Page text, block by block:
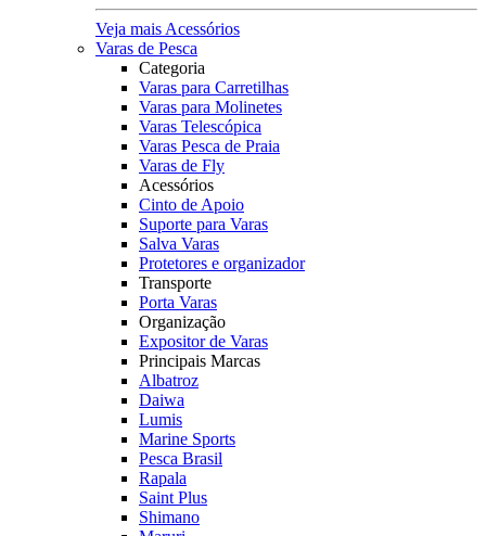
Veja mais Acessórios
Varas de Pesca
Categoria
Varas para Carretilhas
Varas para Molinetes
Varas Telescópica
Varas Pesca de Praia
Varas de Fly
Acessórios
Cinto de Apoio
Suporte para Varas
Salva Varas
Protetores e organizador
Transporte
Porta Varas
Organização
Expositor de Varas
Principais Marcas
Albatroz
Daiwa
Lumis
Marine Sports
Pesca Brasil
Rapala
Saint Plus
Shimano